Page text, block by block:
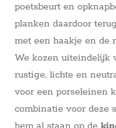
poetsbeurt en
planken daardoor
met een haakje en de
We kozen uiteindelijk
rustige, lichte en
voor een porseleinen
combinatie voor deze